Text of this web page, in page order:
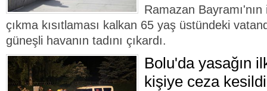
Ramazan
çıkma kısıtlaması kalkan 65 yaş üstündeki
güneşli havanın tadını çıkardı.
Bolu'da yasağın
kişiye ceza kesildi